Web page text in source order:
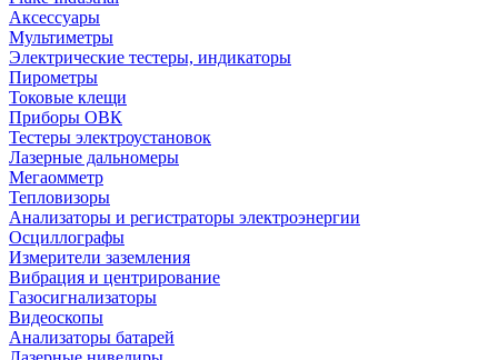
Аксессуары
Мультиметры
Электрические тестеры, индикаторы
Пирометры
Токовые клещи
Приборы ОВК
Тестеры электроустановок
Лазерные дальномеры
Мегаомметр
Тепловизоры
Анализаторы и регистраторы электроэнергии
Осциллографы
Измерители заземления
Вибрация и центрирование
Газосигнализаторы
Видеоскопы
Анализаторы батарей